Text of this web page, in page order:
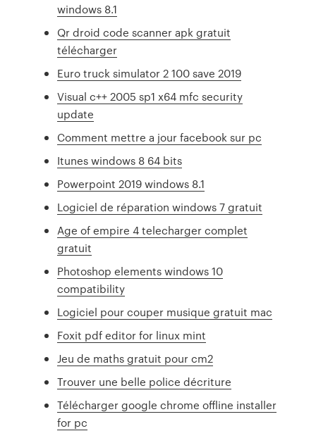
windows 8.1
Qr droid code scanner apk gratuit
télécharger
Euro truck simulator 2 100 save 2019
Visual c++ 2005 sp1 x64 mfc security
update
Comment mettre a jour facebook sur pc
Itunes windows 8 64 bits
Powerpoint 2019 windows 8.1
Logiciel de réparation windows 7 gratuit
Age of empire 4 telecharger complet
gratuit
Photoshop elements windows 10
compatibility
Logiciel pour couper musique gratuit mac
Foxit pdf editor for linux mint
Jeu de maths gratuit pour cm2
Trouver une belle police décriture
Télécharger google chrome offline installer
for pc